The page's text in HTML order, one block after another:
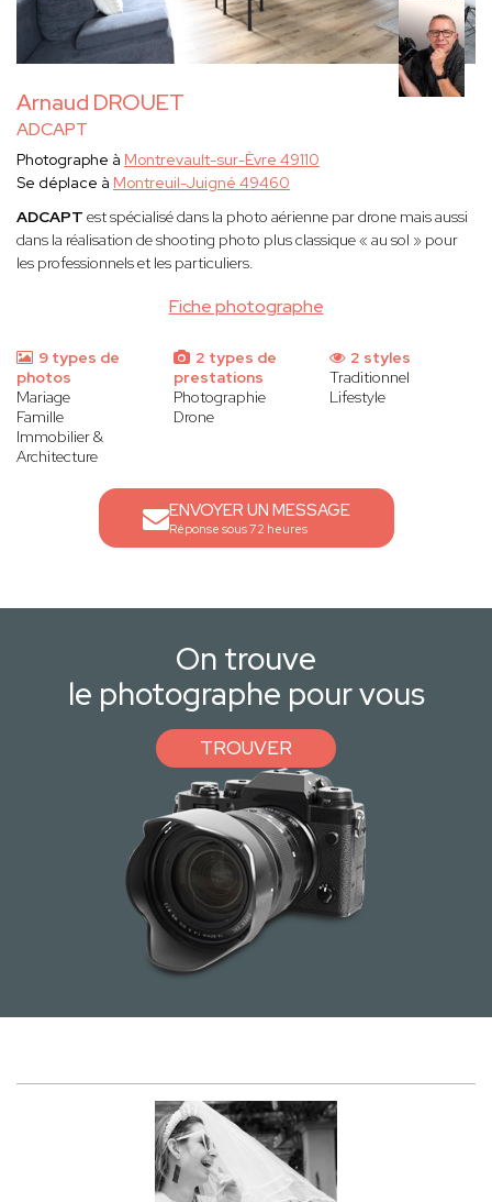
Arnaud DROUET
ADCAPT
Fiche photographe
Photographe à Montrevault-sur-Èvre 49110
Se déplace à Montreuil-Juigné 49460
ADCAPT est spécialisé dans la photo aérienne par drone mais aussi
dans la réalisation de shooting photo plus classique « au sol » pour
les professionnels et les particuliers.
9 types de
photos
Mariage
Famille
Immobilier &
Architecture
2 types de
prestations
Photographie
Drone
2 styles
Traditionnel
Lifestyle
ENVOYER UN MESSAGE
Réponse sous 72 heures
On trouve
le photographe pour vous
TROUVER